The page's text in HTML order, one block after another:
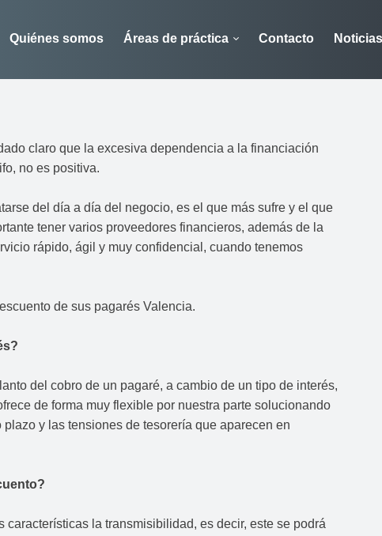
Quiénes somos Áreas de práctica Contacto Noticias
claro que la excesiva dependencia a la financiación
no es positiva.
del día a día del negocio, es el que más sufre y el que
tener varios proveedores financieros, además de la
rápido, ágil y muy confidencial, cuando tenemos
de sus pagarés Valencia.
del cobro de un pagaré, a cambio de un tipo de interés,
de forma muy flexible por nuestra parte solucionando
y las tensiones de tesorería que aparecen en
características la transmisibilidad, es decir, este se podrá